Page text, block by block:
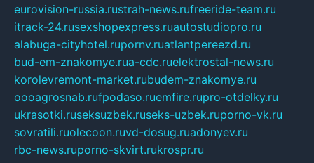
eurovision-russia.rustrah-news.rufreeride-team.ru
itrack-24.rusexshopexpress.ruautostudiopro.ru
alabuga-cityhotel.rupornv.ruatlantpereezd.ru
bud-em-znakomye.rua-cdc.ruelektrostal-news.ru
korolevremont-market.rubudem-znakomye.ru
oooagrosnab.rufpodaso.ruemfire.rupro-otdelky.ru
ukrasotki.ruseksuzbek.ruseks-uzbek.ruporno-vk.ru
sovratili.ruolecoon.ruvd-dosug.ruadonyev.ru
rbc-news.ruporno-skvirt.rukrospr.ru